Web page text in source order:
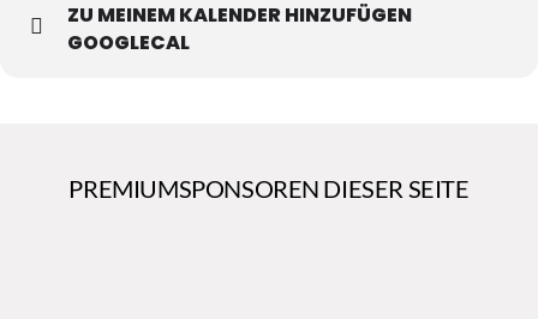
ZU MEINEM KALENDER HINZUFÜGEN
GOOGLECAL
PREMIUMSPONSOREN DIESER SEITE